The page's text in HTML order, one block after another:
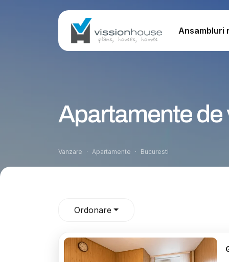
Ansambluri
Apartamente de
Vanzare Apartamente Bucuresti
Ordonare